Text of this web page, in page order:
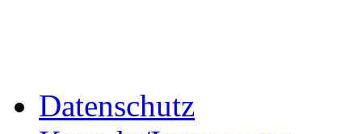
Datenschutz